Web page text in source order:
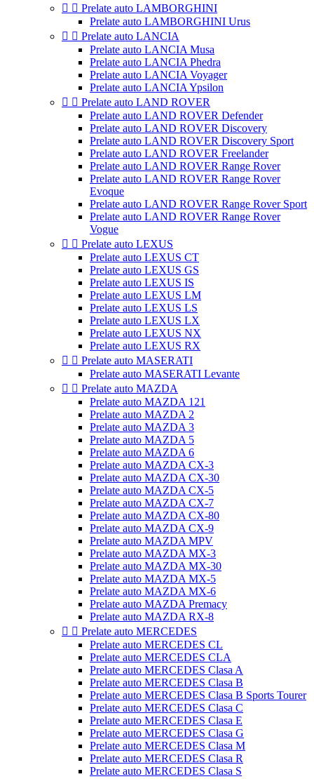
  Prelate auto LAMBORGHINI
Prelate auto LAMBORGHINI Urus
  Prelate auto LANCIA
Prelate auto LANCIA Musa
Prelate auto LANCIA Phedra
Prelate auto LANCIA Voyager
Prelate auto LANCIA Ypsilon
  Prelate auto LAND ROVER
Prelate auto LAND ROVER Defender
Prelate auto LAND ROVER Discovery
Prelate auto LAND ROVER Discovery Sport
Prelate auto LAND ROVER Freelander
Prelate auto LAND ROVER Range Rover
Prelate auto LAND ROVER Range Rover
Evoque
Prelate auto LAND ROVER Range Rover Sport
Prelate auto LAND ROVER Range Rover
Vogue
  Prelate auto LEXUS
Prelate auto LEXUS CT
Prelate auto LEXUS GS
Prelate auto LEXUS IS
Prelate auto LEXUS LM
Prelate auto LEXUS LS
Prelate auto LEXUS LX
Prelate auto LEXUS NX
Prelate auto LEXUS RX
  Prelate auto MASERATI
Prelate auto MASERATI Levante
  Prelate auto MAZDA
Prelate auto MAZDA 121
Prelate auto MAZDA 2
Prelate auto MAZDA 3
Prelate auto MAZDA 5
Prelate auto MAZDA 6
Prelate auto MAZDA CX-3
Prelate auto MAZDA CX-30
Prelate auto MAZDA CX-5
Prelate auto MAZDA CX-7
Prelate auto MAZDA CX-80
Prelate auto MAZDA CX-9
Prelate auto MAZDA MPV
Prelate auto MAZDA MX-3
Prelate auto MAZDA MX-30
Prelate auto MAZDA MX-5
Prelate auto MAZDA MX-6
Prelate auto MAZDA Premacy
Prelate auto MAZDA RX-8
  Prelate auto MERCEDES
Prelate auto MERCEDES CL
Prelate auto MERCEDES CLA
Prelate auto MERCEDES Clasa A
Prelate auto MERCEDES Clasa B
Prelate auto MERCEDES Clasa B Sports Tourer
Prelate auto MERCEDES Clasa C
Prelate auto MERCEDES Clasa E
Prelate auto MERCEDES Clasa G
Prelate auto MERCEDES Clasa M
Prelate auto MERCEDES Clasa R
Prelate auto MERCEDES Clasa S